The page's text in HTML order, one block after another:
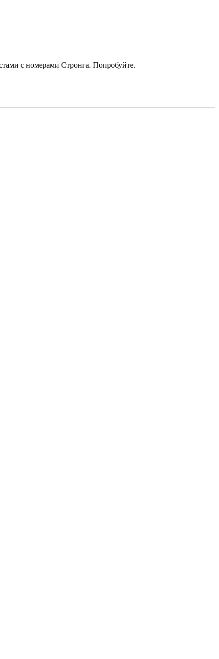
с номерами Стронга. Попробуйте.